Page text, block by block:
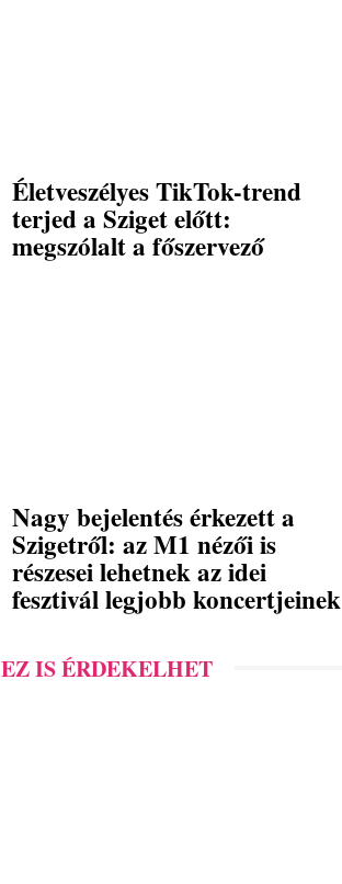
Életveszélyes TikTok-trend
terjed a Sziget előtt:
megszólalt a főszervező
Nagy bejelentés érkezett a
Szigetről: az M1 nézői is
részesei lehetnek az idei
fesztivál legjobb koncertjeinek
EZ IS ÉRDEKELHET